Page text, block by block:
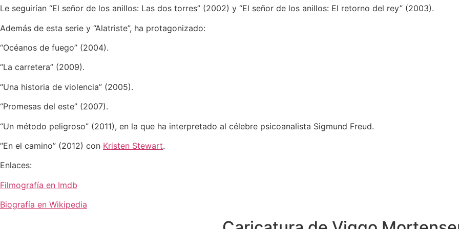
Le seguirían “El señor de los anillos: Las dos torres” (2002) y “El señor de los anillos: El retorno del rey” (2003).
Además de esta serie y “Alatriste”, ha protagonizado:
“Océanos de fuego” (2004).
“La carretera” (2009).
“Una historia de violencia” (2005).
“Promesas del este” (2007).
“Un método peligroso” (2011), en la que ha interpretado al célebre psicoanalista Sigmund Freud.
“En el camino” (2012) con Kristen Stewart.
Enlaces:
Filmografía en Imdb
Biografía en Wikipedia